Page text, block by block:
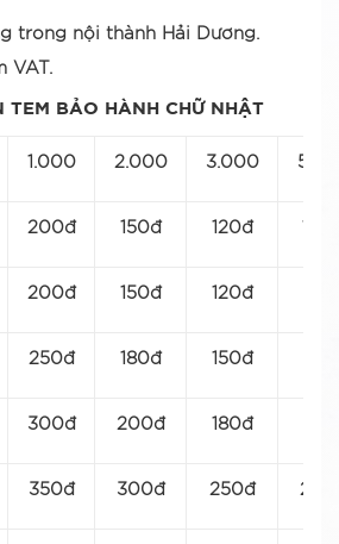
trong nội thành Hải Dương.
VAT.
TEM BẢO HÀNH CHỮ NHẬT
1.000 2.000 3.000
200đ 150đ 120đ
200đ 150đ 120đ
250đ 180đ 150đ
300đ 200đ 180đ
350đ 300đ 250đ